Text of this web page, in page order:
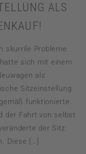
ALS
skurrile Probleme
sich mit einem
als
Sitzeinstellung
funktionierte.
der Fahrt von selbst
der Sitz
Diese […]